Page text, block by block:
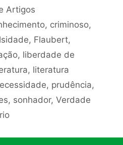
Artigos
, criminoso,
, Flaubert,
, liberdade de
, literatura
, prudência,
, sonhador, Verdade